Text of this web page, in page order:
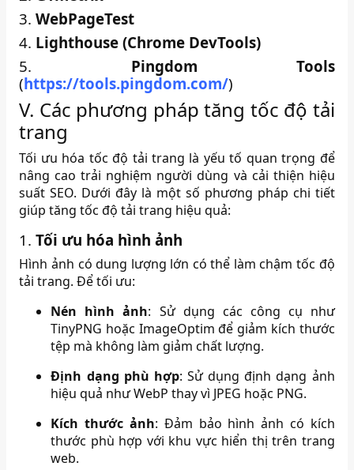
3.WebPageTest
4. Lighthouse (Chrome DevTools)
5. Pingdom Tools
(https://tools.pingdom.com/)
V. Các phương pháp tăng tốc độ tải
trang
Tối ưu hóa tốc độ tải trang là yếu tố quan trọng để
nâng cao trải nghiệm người dùng và cải thiện hiệu
suất SEO. Dưới đây là một số phương pháp chi tiết
giúp tăng tốc độ tải trang hiệu quả:​
1.Tối ưu hóa hình ảnh
Hình ảnh có dung lượng lớn có thể làm chậm tốc độ
tải trang. Để tối ưu:​
Nén hình ảnh: Sử dụng các công cụ như
TinyPNG hoặc ImageOptim để giảm kích thước
tệp mà không làm giảm chất lượng.
Định dạng phù hợp:Sử dụng định dạng ảnh
hiệu quả như WebP thay vì JPEG hoặc PNG.
Kích thước ảnh: Đảm bảo hình ảnh có kích
thước phù hợp với khu vực hiển thị trên trang
web.